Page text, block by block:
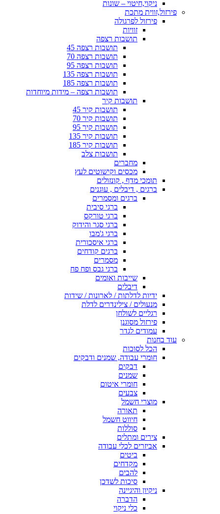
ניקוי,חיטוי – שונות
פירזול,זווית מתכת
פירזול לפרגולה
זוויות
תושבות רצפה
תושבות רצפה 45
תושבות רצפה 70
תושבות רצפה 95
תושבות רצפה 135
תושבות רצפה 185
תושבות רצפה – מידות מיוחדות
תושבות קיר
תושבות קיר 45
תושבות קיר 70
תושבות קיר 95
תושבות קיר 135
תושבות קיר 185
תושבות צלב
מחברים
מכסים וקישוטים לעץ
תומכי מדף , קונזולים
ברגים , דיבלים , עוגנים
ברגים ומסמרים
ברגי סיבית
ברגי טורקס
ברגי סגר והידוק
ברגי ג'מבו
ברגי איסכורית
ברגים קודחים
מסמרים
ברגי גבס ופח פח
שייבות ואומים
דיבלים
ידיות לדלתות / לארונות / שידות
מנעולים / צילינדרים לדלת
רגליים לשולחן
פירזול מסוגנן
עמודים לגדר
עוד בחנות
הכל לסוכות
חומרי עבודה, שמנים ודבקים
דבקים
שמנים
חומרי איטום
צבעים
מוצרי חשמל
תאורה
חיווט חשמל
סוללות
צירים ומתלים
אביזרים לכלי עבודה
ביטים
מקדחים
להבים
סיכות לשדכן
ניקיון והיגיינה
הדברה
כלי ניקוי